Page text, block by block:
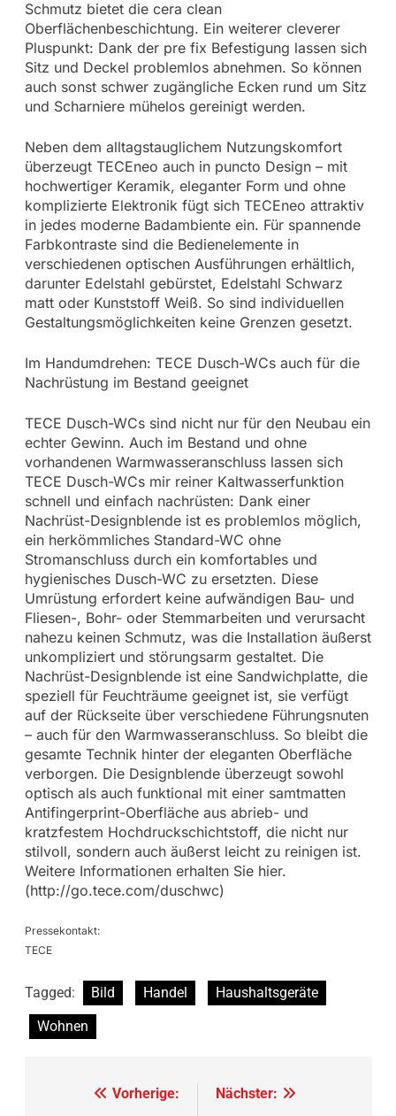
Schmutz bietet die cera clean
Oberflächenbeschichtung. Ein weiterer cleverer
Pluspunkt: Dank der pre fix Befestigung lassen sich
Sitz und Deckel problemlos abnehmen. So können
auch sonst schwer zugängliche Ecken rund um Sitz
und Scharniere mühelos gereinigt werden.
Neben dem alltagstauglichem Nutzungskomfort
überzeugt TECEneo auch in puncto Design – mit
hochwertiger Keramik, eleganter Form und ohne
komplizierte Elektronik fügt sich TECEneo attraktiv
in jedes moderne Badambiente ein. Für spannende
Farbkontraste sind die Bedienelemente in
verschiedenen optischen Ausführungen erhältlich,
darunter Edelstahl gebürstet, Edelstahl Schwarz
matt oder Kunststoff Weiß. So sind individuellen
Gestaltungsmöglichkeiten keine Grenzen gesetzt.
Im Handumdrehen: TECE Dusch-WCs auch für die
Nachrüstung im Bestand geeignet
TECE Dusch-WCs sind nicht nur für den Neubau ein
echter Gewinn. Auch im Bestand und ohne
vorhandenen Warmwasseranschluss lassen sich
TECE Dusch-WCs mir reiner Kaltwasserfunktion
schnell und einfach nachrüsten: Dank einer
Nachrüst-Designblende ist es problemlos möglich,
ein herkömmliches Standard-WC ohne
Stromanschluss durch ein komfortables und
hygienisches Dusch-WC zu ersetzten. Diese
Umrüstung erfordert keine aufwändigen Bau- und
Fliesen-, Bohr- oder Stemmarbeiten und verursacht
nahezu keinen Schmutz, was die Installation äußerst
unkompliziert und störungsarm gestaltet. Die
Nachrüst-Designblende ist eine Sandwichplatte, die
speziell für Feuchträume geeignet ist, sie verfügt
auf der Rückseite über verschiedene Führungsnuten
– auch für den Warmwasseranschluss. So bleibt die
gesamte Technik hinter der eleganten Oberfläche
verborgen. Die Designblende überzeugt sowohl
optisch als auch funktional mit einer samtmatten
Antifingerprint-Oberfläche aus abrieb- und
kratzfestem Hochdruckschichtstoff, die nicht nur
stilvoll, sondern auch äußerst leicht zu reinigen ist.
Weitere Informationen erhalten Sie hier.
(http://go.tece.com/duschwc)
Pressekontakt:
TECE
Tagged: Bild Handel
Haushaltsgeräte
Wohnen
Beitragsnavigation
Vorherige:
Nächster: